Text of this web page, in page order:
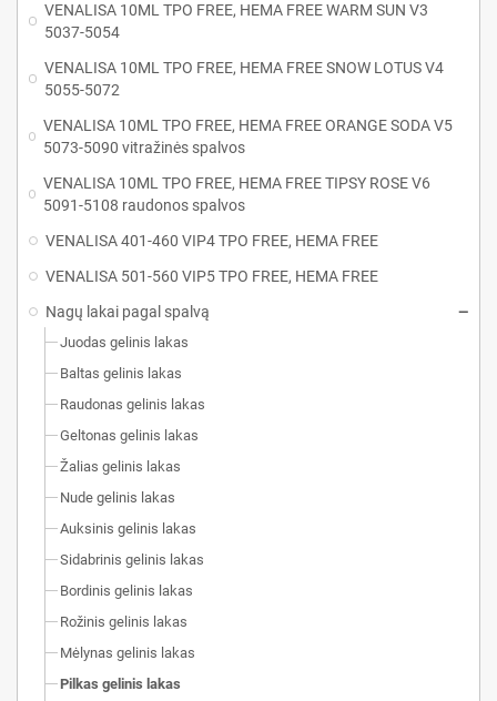
VENALISA 10ML TPO FREE, HEMA FREE WARM SUN V3
5037-5054
VENALISA 10ML TPO FREE, HEMA FREE SNOW LOTUS V4
5055-5072
VENALISA 10ML TPO FREE, HEMA FREE ORANGE SODA V5
5073-5090 vitražinės spalvos
VENALISA 10ML TPO FREE, HEMA FREE TIPSY ROSE V6
5091-5108 raudonos spalvos
VENALISA 401-460 VIP4 TPO FREE, HEMA FREE
VENALISA 501-560 VIP5 TPO FREE, HEMA FREE
Nagų lakai pagal spalvą
Juodas gelinis lakas
Baltas gelinis lakas
Raudonas gelinis lakas
Geltonas gelinis lakas
Žalias gelinis lakas
Nude gelinis lakas
Auksinis gelinis lakas
Sidabrinis gelinis lakas
Bordinis gelinis lakas
Rožinis gelinis lakas
Mėlynas gelinis lakas
Pilkas gelinis lakas